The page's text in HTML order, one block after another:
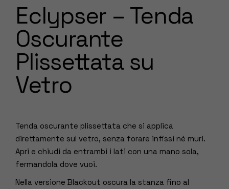
Eclypser – Tenda
Oscurante
Plissettata su
Vetro
Tenda oscurante plissettata che si applica
direttamente sul vetro, senza forare infissi né muri.
Apri e chiudi da entrambi i lati con una mano sola,
fermandola dove vuoi.
Nella versione Blackout oscura la stanza fino al